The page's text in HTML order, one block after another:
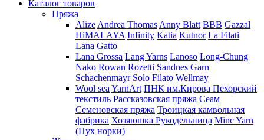
Каталог товаров
Пряжа
Alize Andrea Thomas Anny Blatt BBB Gazzal
HiMALAYA Infinity Katia Kutnor La Filati
Lana Gatto
Lana Grossa Lang Yarns Lanoso Long-Chung
Nako Rowan Rozetti Sandnes Garn
Schachenmayr Solo Filato Wellmay
Wool sea YarnArt ПНК им.Кирова Пехорский
текстиль Рассказовская пряжа Сеам
Семеновская пряжа Троицкая камвольная
фабрика Хозяюшка Рукодельница Minc Yarn
(Пух норки)